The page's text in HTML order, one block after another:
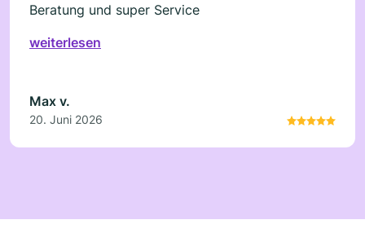
Beratung und super Service
weiterlesen
Max v.
20. Juni 2026